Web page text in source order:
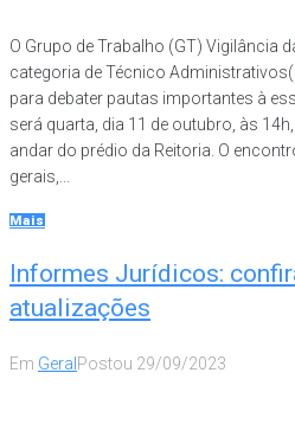
O Grupo de Trabalho (GT) Vigilância
categoria de Técnico
para debater pautas importantes à
será quarta, dia 11 de outubro, às
andar do prédio da Reitoria. O
gerais,...
Mais
Informes Jurídicos:
atualizações
Em Geral Postou 29/09/2023